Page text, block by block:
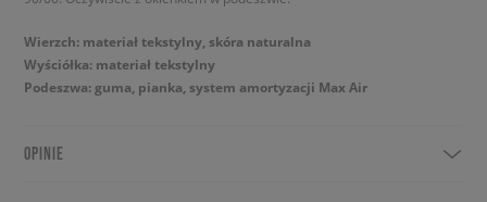
Wierzch: materiał tekstylny, skóra naturalna
Wyściółka: materiał tekstylny
Podeszwa: guma, pianka, system amortyzacji Max Air
OPINIE